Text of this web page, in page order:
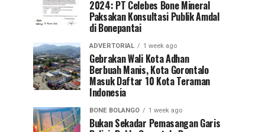
2024: PT Celebes Bone Mineral
Paksakan Konsultasi Publik Amdal
di Bonepantai
ADVERTORIAL 1 week ago
Gebrakan Wali Kota Adhan
Berbuah Manis, Kota Gorontalo
Masuk Daftar 10 Kota Teraman
Indonesia
BONE BOLANGO 1 week ago
Bukan Sekadar Pemasangan Garis